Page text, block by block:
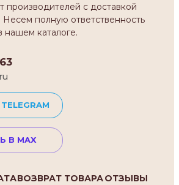
производителей с доставкой
полную ответственность
нашем каталоге.
В MAX
ВОЗВРАТ ТОВАРАОТЗЫВЫ